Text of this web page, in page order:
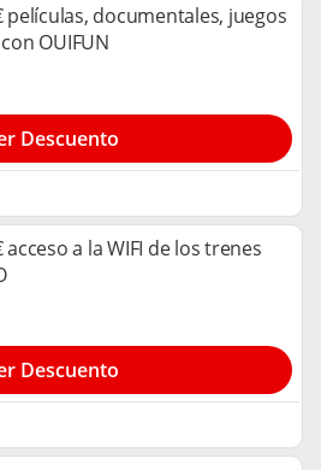
películas, documentales, juegos
OUIFUN
Descuento
acceso a la WIFI de los trenes
Descuento